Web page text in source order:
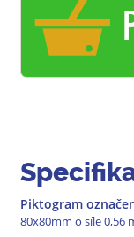
Piktogram
80x80mm o síle 0,56